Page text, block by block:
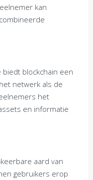
kan
biedt blockchain een
netwerk als de
het
en informatie
aard van
gebruikers erop